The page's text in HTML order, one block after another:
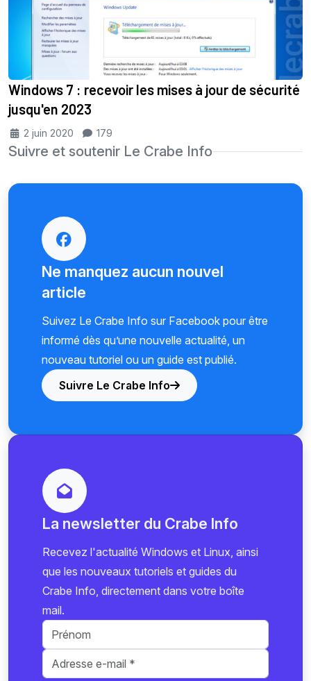
Windows 7 : recevoir les mises à jour de sécurité
jusqu'en 2023
2 juin 2020 179
Suivre et soutenir Le Crabe Info
Ne manquez aucun nouvel
article
Suivez Le Crabe Info sur Facebook pour être
informé dès qu’une nouvelle actualité, un
nouveau tutoriel ou un guide est publié.
Suivre Le Crabe Info
La newsletter du Crabe Info
Recevez l'actualité Windows et Linux, ainsi
que les nouveaux tutoriels et guides du
Crabe Info, directement dans votre boîte
mail.